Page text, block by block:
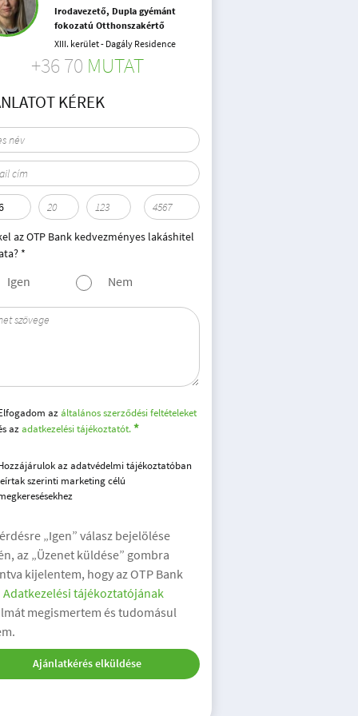
Irodavezető, Dupla gyémánt
fokozatú Otthonszakértő
XIII. kerület - Dagály Residence
+36 70 MUTAT
KÉREK
az OTP Bank kedvezményes lakáshitel
*
Igen Nem
azáltalános szerződési feltételeket
azadatkezelési tájékoztatót.
az adatvédelmi tájékoztatóban
szerinti marketing célú
„Igen” válasz bejelölése
az „Üzenet küldése” gombra
kijelentem, hogy az OTP Bank
Adatkezelési tájékoztatójának
megismertem és tudomásul
Ajánlatkérés elküldése